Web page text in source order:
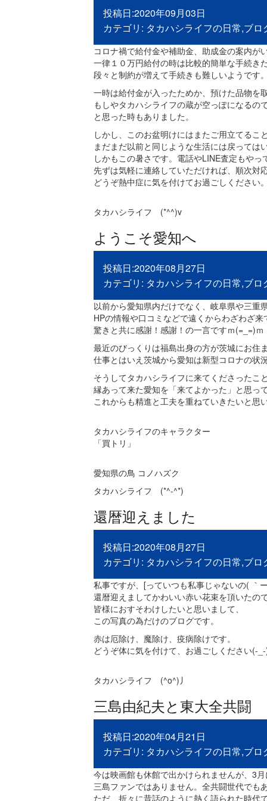
投稿日:2020年09月03日
カテゴリ: タカハシライフの日常,ブロ
コロナ禍で給付金や補助金、助成金の案内が
一律１０万円給付の時は比較的簡単な手続き
段々と制約が増えて手続きも難しいようです
一時は給付金が入ったためか、預けた品物を
もしやタカハシライフの蔵が空っぽになるの
と思った時もありました。
しかし、このお盆明けにはまたご用立てるこ
まだまだ以前と同じような生活には戻っては
しかもこの暑さです。電話やLINE査定もやっ
先ずは気軽に連絡していただければ、順次対
どうぞ熱中症に気を付けてお過ごしください
タカハシライフ (*^^)v
ようこそ愛知へ
投稿日:2020年08月27日
カテゴリ: タカハシライフの日常,ブロ
以前から愛知県内だけでなく、岐阜県や三重
HPの情報や口コミなどで遠くからわざわざ
驚きと共に感謝！感謝！の一言ですｍ(=_=)ｍ
最近のびっくりは福島出身の方が茨城にお住
仕事とはいえ茨城から愛知は新型コロナの状
そうしてタカハシライフに来てくださったこ
縁あって来た愛知を「来てよかった」と思っ
これからも精進と工夫を重ねていきたいと思
タカハシライフのキャラクター
「買トリ」
愛知県の鳥 コノハズク
タカハシライフ (*^-^*)
還暦迎えました
投稿日:2020年08月27日
カテゴリ: タカハシライフの日常,ブロ
私事ですが、[っていつも私事じゃないの( ｀
還暦迎えましてかわいい赤い花束を頂いたの
皆様におすそわけしたいと思いまして、
この写真の為だけのブログです。
赤は厄除け、魔除け、疫病除けです。
どうぞ体に気を付けて、お過ごしください(-
タカハシライフ (^o^)丿
三島由紀夫と東大全共闘
投稿日:2020年04月21日
カテゴリ: タカハシライフの日常,ブロ
今は映画館も休館で出かけられませんが、3
三島ファンではありません。全共闘世代でも
ただ、折々に昔話のように熱く語られた時代